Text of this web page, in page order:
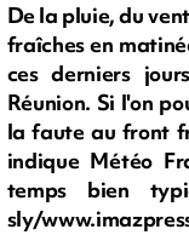
De la pluie, du
fraîches en
ces derniers
Réunion. Si l'on
la faute au front
indique Météo
temps bien
sly/